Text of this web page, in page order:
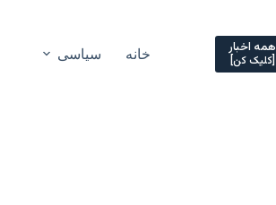
همه اخبار
[کلیک کن] خانه سیاسی